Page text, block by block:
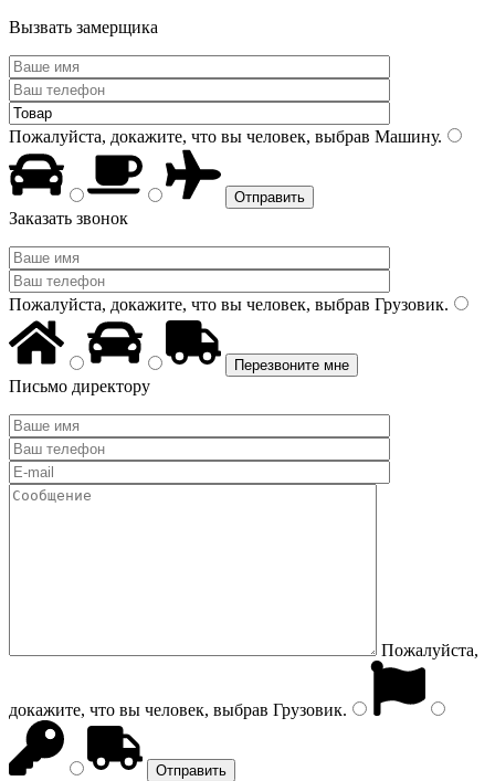
Вызвать замерщика
Пожалуйста, докажите, что вы человек, выбрав Машину.
Заказать звонок
Пожалуйста, докажите, что вы человек, выбрав Грузовик.
Письмо директору
Пожалуйста,
докажите, что вы человек, выбрав Грузовик.